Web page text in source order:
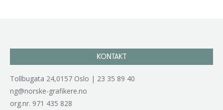
KONTAKT
Tollbugata 24,0157 Oslo | 23 35 89 40
ng@norske-grafikere.no
org.nr. 971 435 828